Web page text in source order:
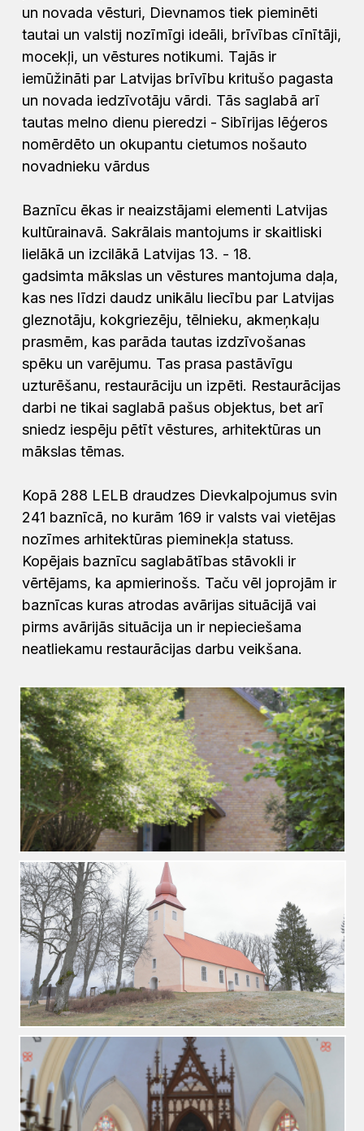
un novada vēsturi, Dievnamos tiek pieminēti
tautai un valstij nozīmīgi ideāli, brīvības cīnītāji,
mocekļi, un vēstures notikumi. Tajās ir
iemūžināti par Latvijas brīvību kritušo pagasta
un novada iedzīvotāju vārdi. Tās saglabā arī
tautas melno dienu pieredzi - Sibīrijas lēģeros
nomērdēto un okupantu cietumos nošauto
novadnieku vārdus
Baznīcu ēkas ir neaizstājami elementi Latvijas
kultūrainavā. Sakrālais mantojums ir skaitliski
lielākā un izcilākā Latvijas 13. - 18.
gadsimta mākslas un vēstures mantojuma daļa,
kas nes līdzi daudz unikālu liecību par Latvijas
gleznotāju, kokgriezēju, tēlnieku, akmeņkaļu
prasmēm, kas parāda tautas izdzīvošanas
spēku un varējumu. Tas prasa pastāvīgu
uzturēšanu, restaurāciju un izpēti. Restaurācijas
darbi ne tikai saglabā pašus objektus, bet arī
sniedz iespēju pētīt vēstures, arhitektūras un
mākslas tēmas.
Kopā 288 LELB draudzes Dievkalpojumus svin
241 baznīcā, no kurām 169 ir valsts vai vietējas
nozīmes arhitektūras pieminekļa statuss.
Kopējais baznīcu saglabātības stāvokli ir
vērtējams, ka apmierinošs. Taču vēl joprojām ir
baznīcas kuras atrodas avārijas situācijā vai
pirms avārijās situācija un ir nepieciešama
neatliekamu restaurācijas darbu veikšana.